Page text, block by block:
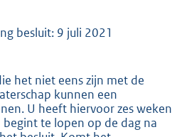
besluit: 9 juli 2021
het niet eens zijn met de
kunnen een
U heeft hiervoor zes weken
te lopen op de dag na